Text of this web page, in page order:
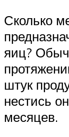
Сколько
яиц?
штук
нестись
месяцев.